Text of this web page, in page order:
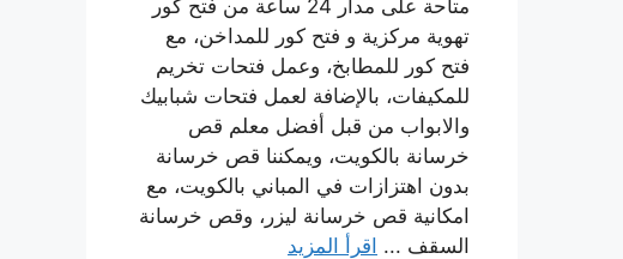
متاحة على مدار 24 ساعة من فتح كور
تهوية مركزية و فتح كور للمداخن، مع
فتح كور للمطابخ، وعمل فتحات تخريم
للمكيفات، بالإضافة لعمل فتحات شبابيك
والابواب من قبل أفضل معلم قص
خرسانة بالكويت، ويمكننا قص خرسانة
بدون اهتزازات في المباني بالكويت، مع
امكانية قص خرسانة ليزر، وقص خرسانة
السقف ... اقرأ المزيد